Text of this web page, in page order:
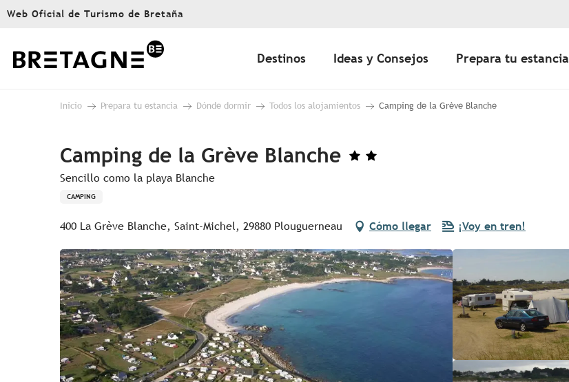
Aller
principal
Web Oficial de Turismo de Bretaña
Destinos Ideas y Consejos Prepara tu estancia
Inicio Prepara tu estancia Dónde dormir Todos los alojamientos Camping de la Grève Blanche
Camping de la Grève Blanche
Sencillo como la playa Blanche
CAMPING
400 La Grève Blanche, Saint-Michel, 29880 Plouguerneau Cómo llegar ¡Voy en tren!